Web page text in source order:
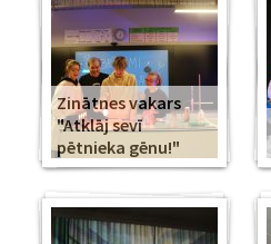
Zinātnes vakars
"Atklāj sevī
pētnieka gēnu!"